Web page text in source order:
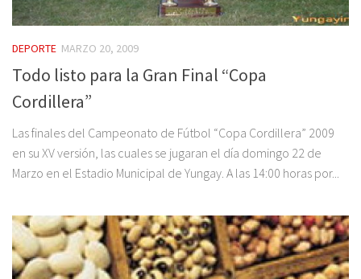
DEPORTE MARZO 20, 2009
Todo listo para la Gran Final “Copa
Cordillera”
Las finales del Campeonato de Fútbol “Copa Cordillera” 2009
en su XV versión, las cuales se jugaran el día domingo 22 de
Marzo en el Estadio Municipal de Yungay. A las 14:00 horas por...